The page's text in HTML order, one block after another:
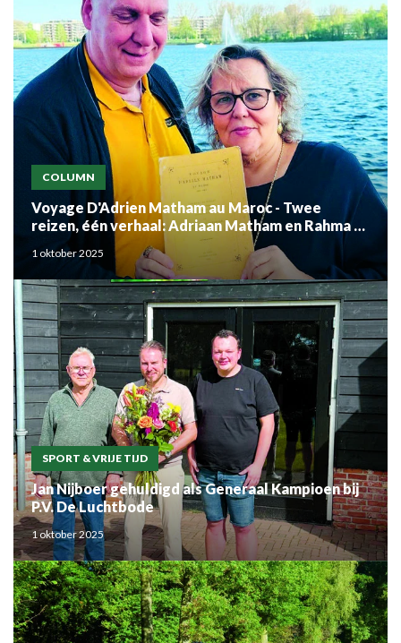
COLUMN
Voyage D'Adrien Matham au Maroc - Twee
reizen, één verhaal: Adriaan Matham en Rahma el
Mouden
1 oktober 2025
SPORT & VRIJE TIJD
Jan Nijboer gehuldigd als Generaal Kampioen bij
P.V. De Luchtbode
1 oktober 2025